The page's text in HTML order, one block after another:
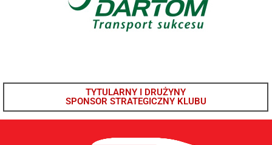
TYTULARNY I DRUŻYNY
SPONSOR STRATEGICZNY KLUBU